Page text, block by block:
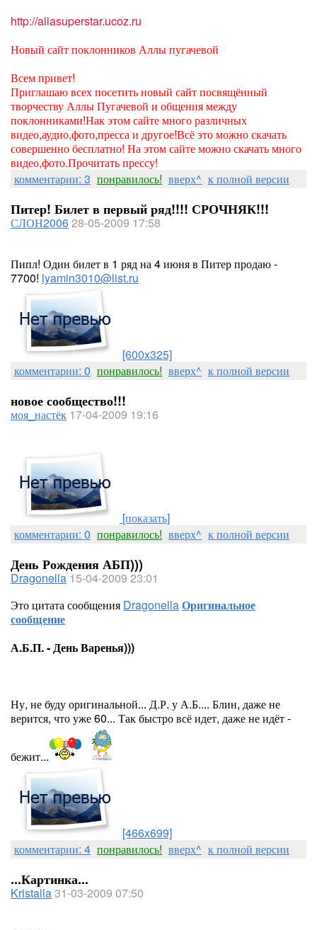
http://allasuperstar.ucoz.ru
Новый сайт поклонников Аллы пугачевой
Всем привет!
Приглашаю всех посетить новый сайт посвящённый
творчеству Аллы Пугачевой и общения между
поклонниками!Нак этом сайте много различных
видео,аудио,фото,пресса и другое!Всё это можно скачать
совершенно бесплатно! На этом сайте можно скачать много
видео,фото.Прочитать прессу!
комментарии: 3 понравилось! вверх^ к полной версии
Питер! Билет в первый ряд!!!! СРОЧНЯК!!!
СЛОН200628-05-2009 17:58
Пипл! Один билет в 1 ряд на 4 июня в Питер продаю -
7700! lyamin3010@list.ru
[600x325]
комментарии: 0 понравилось! вверх^ к полной версии
новое сообщество!!!
моя_настёк 17-04-2009 19:16
[показать]
комментарии: 0 понравилось! вверх^ к полной версии
День Рождения АБП)))
Dragonella 15-04-2009 23:01
Это цитата сообщения DragonellaОригинальное
сообщение
А.Б.П. - День Варенья)))
Ну, не буду оригинальной... Д.Р. у А.Б.... Блин, даже не
верится, что уже 60... Так быстро всё идет, даже не идёт -
бежит...
[466x699]
комментарии: 4 понравилось! вверх^ к полной версии
...Картинка...
Kristalla31-03-2009 07:50